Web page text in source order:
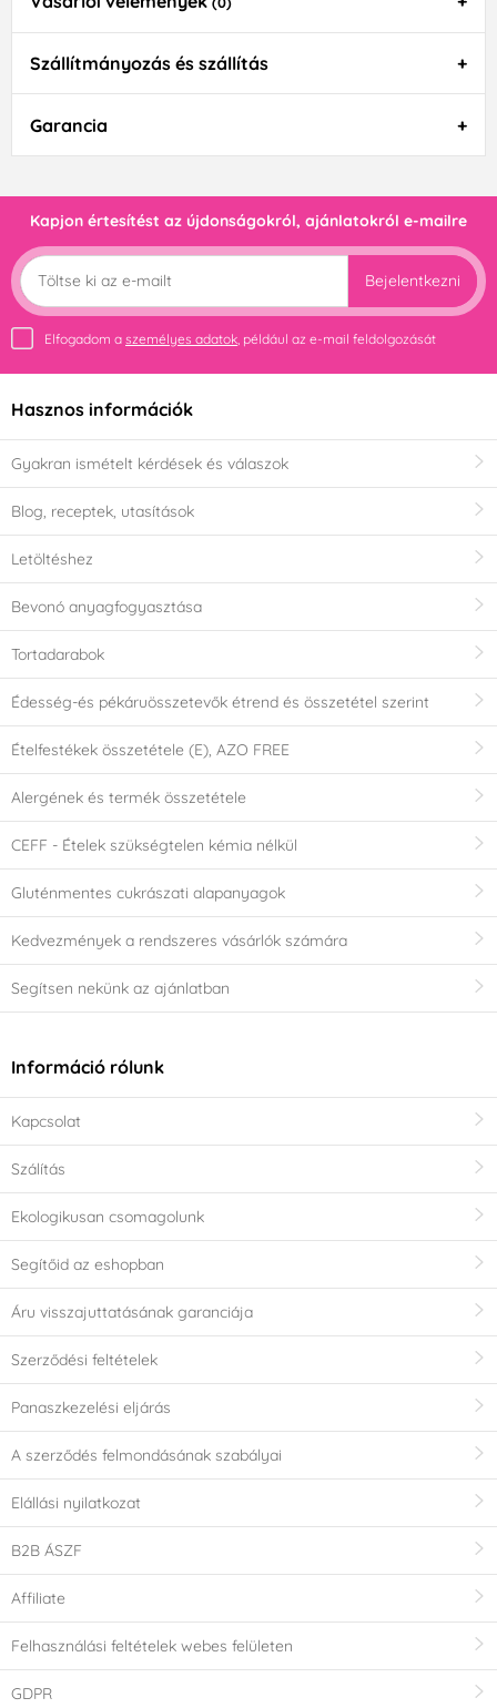
Szállítmányozás és szállítás
Garancia
Kapjon értesítést az újdonságokról, ajánlatokról e-mailre
Bejelentkezni
Elfogadom a személyes adatok , például az e-mail feldolgozását
Hasznos információk
Gyakran ismételt kérdések és válaszok
Blog, receptek, utasítások
Letöltéshez
Bevonó anyagfogyasztása
Tortadarabok
Édesség-és pékáruösszetevők étrend és összetétel szerint
Ételfestékek összetétele (E), AZO FREE
Alergének és termék összetétele
CEFF - Ételek szükségtelen kémia nélkül
Gluténmentes cukrászati alapanyagok
Kedvezmények a rendszeres vásárlók számára
Segítsen nekünk az ajánlatban
Információ rólunk
Kapcsolat
Szálítás
Ekologikusan csomagolunk
Segítőid az eshopban
Áru visszajuttatásának garanciája
Szerződési feltételek
Panaszkezelési eljárás
A szerződés felmondásának szabályai
Elállási nyilatkozat
B2B ÁSZF
Affiliate
Felhasználási feltételek webes felületen
GDPR